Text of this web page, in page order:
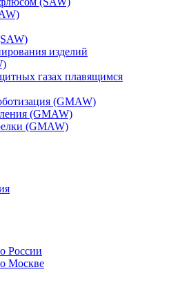
изделий
газах плавящимся
(GMAW)
(GMAW)
(GMAW)
России
Москве